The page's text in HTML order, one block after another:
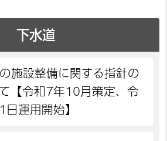
下水道
施設整備に関する指針の
【令和7年10月策定、令
運用開始】